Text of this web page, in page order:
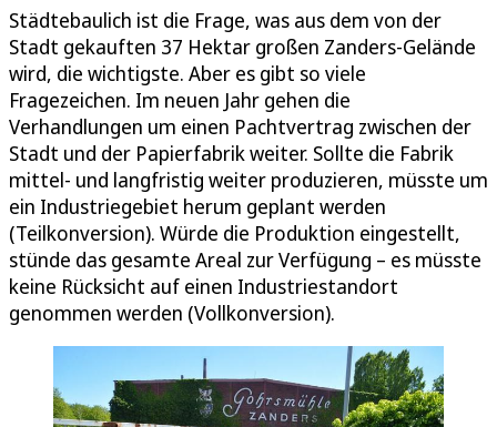
Städtebaulich ist die Frage, was aus dem von der
Stadt gekauften 37 Hektar großen Zanders-Gelände
wird, die wichtigste. Aber es gibt so viele
Fragezeichen. Im neuen Jahr gehen die
Verhandlungen um einen Pachtvertrag zwischen der
Stadt und der Papierfabrik weiter. Sollte die Fabrik
mittel- und langfristig weiter produzieren, müsste um
ein Industriegebiet herum geplant werden
(Teilkonversion). Würde die Produktion eingestellt,
stünde das gesamte Areal zur Verfügung – es müsste
keine Rücksicht auf einen Industriestandort
genommen werden (Vollkonversion).